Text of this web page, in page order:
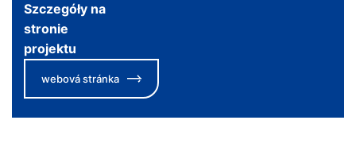
Szczegóły na
stronie
projektu
webová stránka